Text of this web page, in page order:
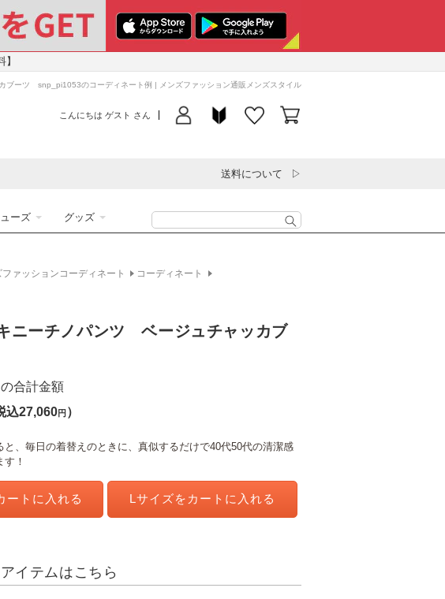
ーツ snp_pi1053のコーディネート例 | メンズファッション通販メンズスタイル
こんにちは ゲスト さん
ロ
グ
イ
め
て
の
お
気
入
リ
を
る
ー
送料について
ーズ グッズ
ァッションコーディネート
コーディネート
ーチノパンツ ベージュチャッカブ
合計金額
込27,060円 ）
と、毎日の着替えのときに、真似するだけで40代50代の清潔感
！
ートに入れる Lサイズを カートに入れる
イテムはこちら